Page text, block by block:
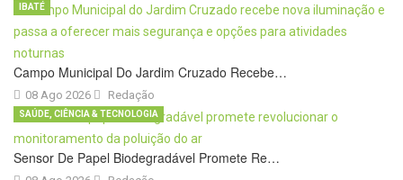
Campo Municipal Do Jardim Cruzado Recebe…
08 Ago 2026
IBATÉ
Redação
Sensor De Papel Biodegradável Promete Re…
SAÚDE, CIÊNCIA & TECNOLOGIA